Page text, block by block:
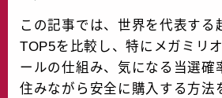
この記事では、世界を代表する
TOP5を比較し、特にメガミリ
ールの仕組み、気になる当選確
住みながら安全に購入する方法